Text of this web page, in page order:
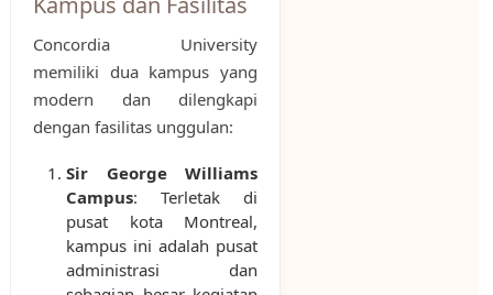
Concordia University
memiliki dua kampus yang
modern dan dilengkapi
dengan fasilitas unggulan:
Sir George Williams
Campus: Terletak di
pusat kota Montreal,
kampus ini adalah pusat
administrasi dan